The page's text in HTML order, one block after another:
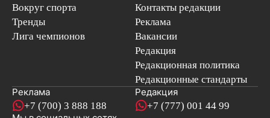
Вокруг спорта
Тренды
Лига чемпионов
Контакты редакции
Реклама
Вакансии
Редакция
Редакционная политика
Редакционные стандарты
Реклама
+7 (700) 3 888 188
Редакция
+7 (777) 001 44 99